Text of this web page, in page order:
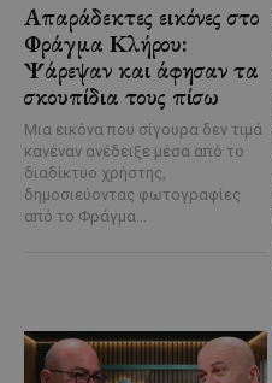
Απαράδεκτες εικόνες στο
Φράγμα Κλήρου:
Ψάρεψαν και άφησαν τα
σκουπίδια τους πίσω
Μια εικόνα που σίγουρα δεν τιμά
κανέναν ανέδειξε μέσα από το
διαδίκτυο χρήστης,
δημοσιεύοντας φωτογραφίες
από το Φράγμα...